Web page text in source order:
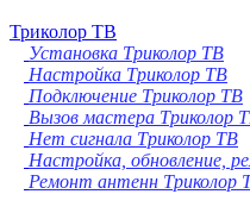
Триколор ТВ
Установка Триколор ТВ
Настройка Триколор ТВ
Подключение Триколор ТВ
Вызов мастера Триколор
Нет сигнала Триколор ТВ
Настройка, обновление,
Ремонт антенн Триколор